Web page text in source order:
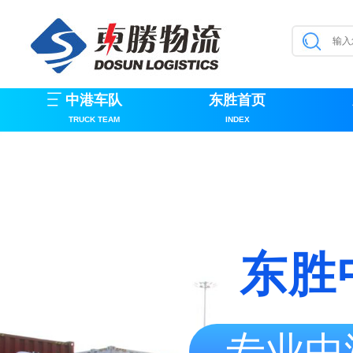
中港车队
TRUCK TEAM
东胜首页
INDEX
东胜